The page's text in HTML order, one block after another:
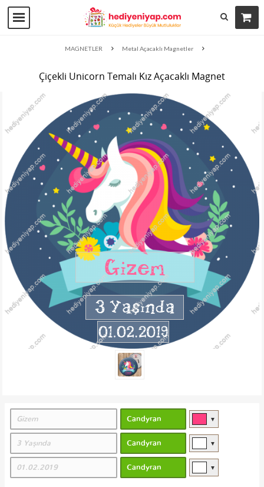
MAGNETLER Metal Açacaklı Magnetler
Çiçekli Unicorn Temalı Kız Açacaklı Magnet
▼
▼
▼